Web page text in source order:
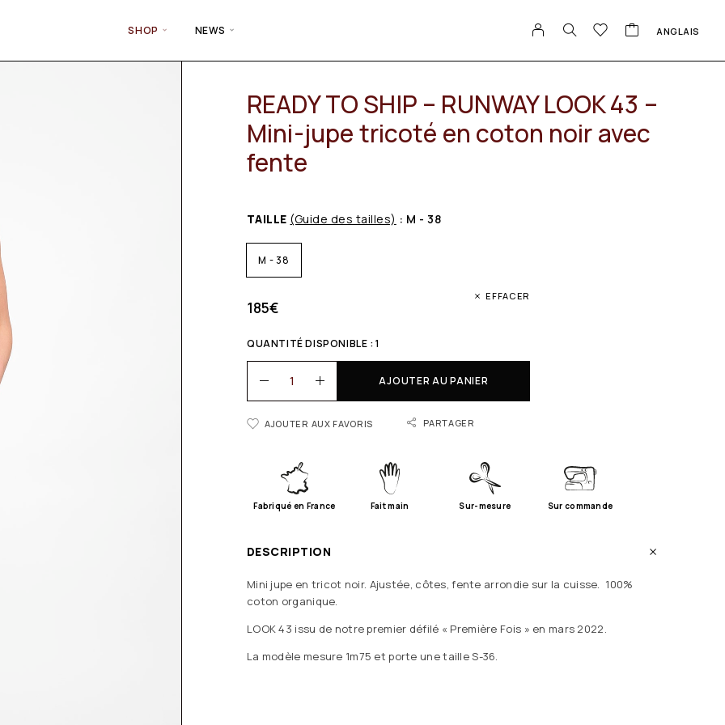
SHOP NEWS ANGLAIS
READY TO SHIP – RUNWAY LOOK 43 –
Mini-jupe tricoté en coton noir avec
fente
TAILLE (Guide des tailles) : M - 38
M - 38
EFFACER
185€
QUANTITÉ DISPONIBLE : 1
AJOUTER AU PANIER
AJOUTER AUX FAVORIS PARTAGER
Fabriqué en France Fait main Sur-mesure Sur commande
DESCRIPTION
Mini jupe en tricot noir. Ajustée, côtes, fente arrondie sur la cuisse. 100%
coton organique.
LOOK 43 issu de notre premier défilé « Première Fois » en mars 2022.
La modèle mesure 1m75 et porte une taille S-36.